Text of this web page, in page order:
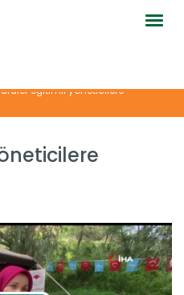
eğitimli yöneticilere